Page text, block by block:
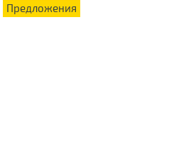
Предложения